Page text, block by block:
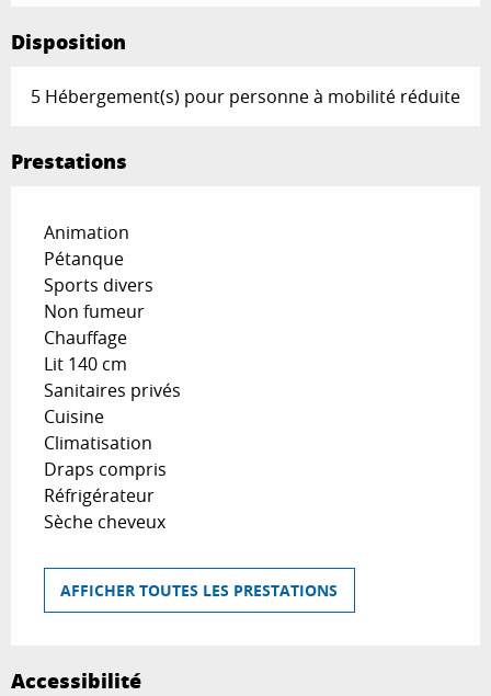
Disposition
5 Hébergement(s) pour personne à mobilité réduite
Prestations
Animation
Pétanque
Sports divers
Non fumeur
Chauffage
Lit 140 cm
Sanitaires privés
Cuisine
Climatisation
Draps compris
Réfrigérateur
Sèche cheveux
AFFICHER TOUTES LES PRESTATIONS
Accessibilité